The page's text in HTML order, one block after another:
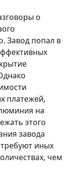
о
Завод попал в
платежей,
на
этого
завода
иных
чем